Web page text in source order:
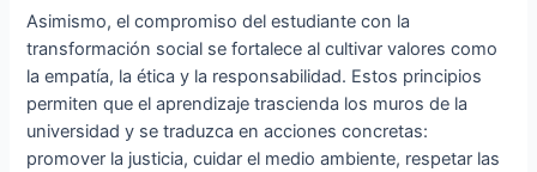
Asimismo, el compromiso del estudiante con la
transformación social se fortalece al cultivar valores como
la empatía, la ética y la responsabilidad. Estos principios
permiten que el aprendizaje trascienda los muros de la
universidad y se traduzca en acciones concretas:
promover la justicia, cuidar el medio ambiente, respetar las